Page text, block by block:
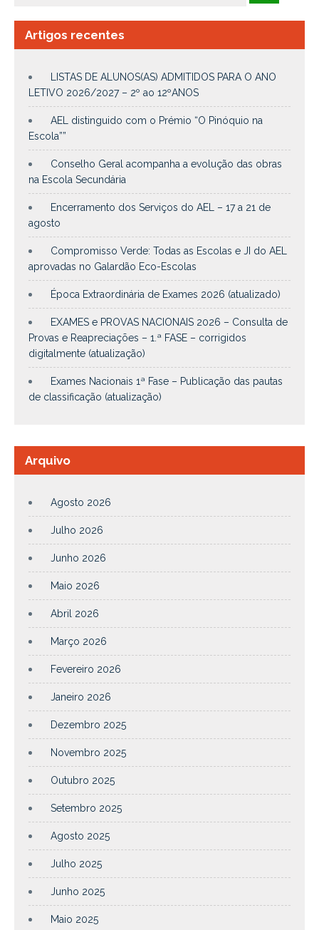
Artigos recentes
LISTAS DE ALUNOS(AS) ADMITIDOS PARA O ANO
LETIVO 2026/2027 – 2º ao 12ºANOS
AEL distinguido com o Prémio “O Pinóquio na
Escola””
Conselho Geral acompanha a evolução das obras
na Escola Secundária
Encerramento dos Serviços do AEL – 17 a 21 de
agosto
Compromisso Verde: Todas as Escolas e JI do AEL
aprovadas no Galardão Eco-Escolas
Época Extraordinária de Exames 2026 (atualizado)
EXAMES e PROVAS NACIONAIS 2026 – Consulta de
Provas e Reapreciações – 1.ª FASE – corrigidos
digitalmente (atualização)
Exames Nacionais 1ª Fase – Publicação das pautas
de classificação (atualização)
Arquivo
Agosto 2026
Julho 2026
Junho 2026
Maio 2026
Abril 2026
Março 2026
Fevereiro 2026
Janeiro 2026
Dezembro 2025
Novembro 2025
Outubro 2025
Setembro 2025
Agosto 2025
Julho 2025
Junho 2025
Maio 2025